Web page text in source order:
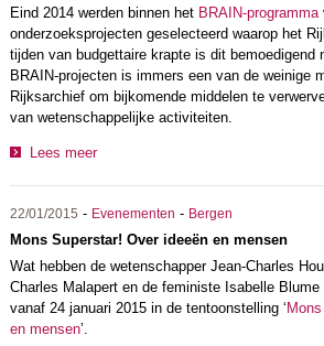
Eind 2014 werden binnen het BRAIN-programma
onderzoeksprojecten geselecteerd waarop het
tijden van budgettaire krapte is dit bemoedigend
BRAIN-projecten is immers een van de weinige
Rijksarchief om bijkomende middelen te
van wetenschappelijke activiteiten.
Lees meer
22/01/2015 - Evenementen - Bergen
Mons Superstar! Over ideeën en mensen
Wat hebben de wetenschapper Jean-Charles
Charles Malapert en de feministe Isabelle
vanaf 24 januari 2015 in de tentoonstelling ‘
en mensen’.